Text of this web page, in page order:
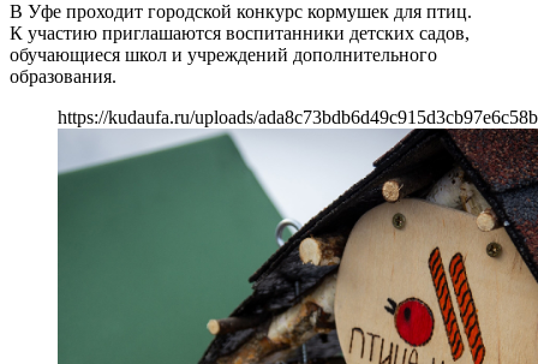
В Уфе проходит городской конкурс кормушек для птиц.
К участию приглашаются воспитанники детских садов,
обучающиеся школ и учреждений дополнительного
образования.
https://kudaufa.ru/uploads/